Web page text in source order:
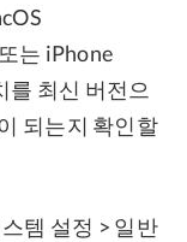
는 iPhone
최신 버전으
되는지 확인할
템 설정 > 일반